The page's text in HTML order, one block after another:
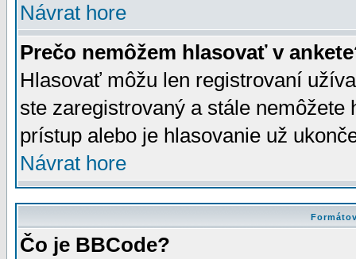
Návrat hore
Prečo nemôžem hlasovať v
Hlasovať môžu len registrovaní
ste zaregistrovaný a stále
prístup alebo je hlasovanie už
Návrat hore
Čo je BBCode?